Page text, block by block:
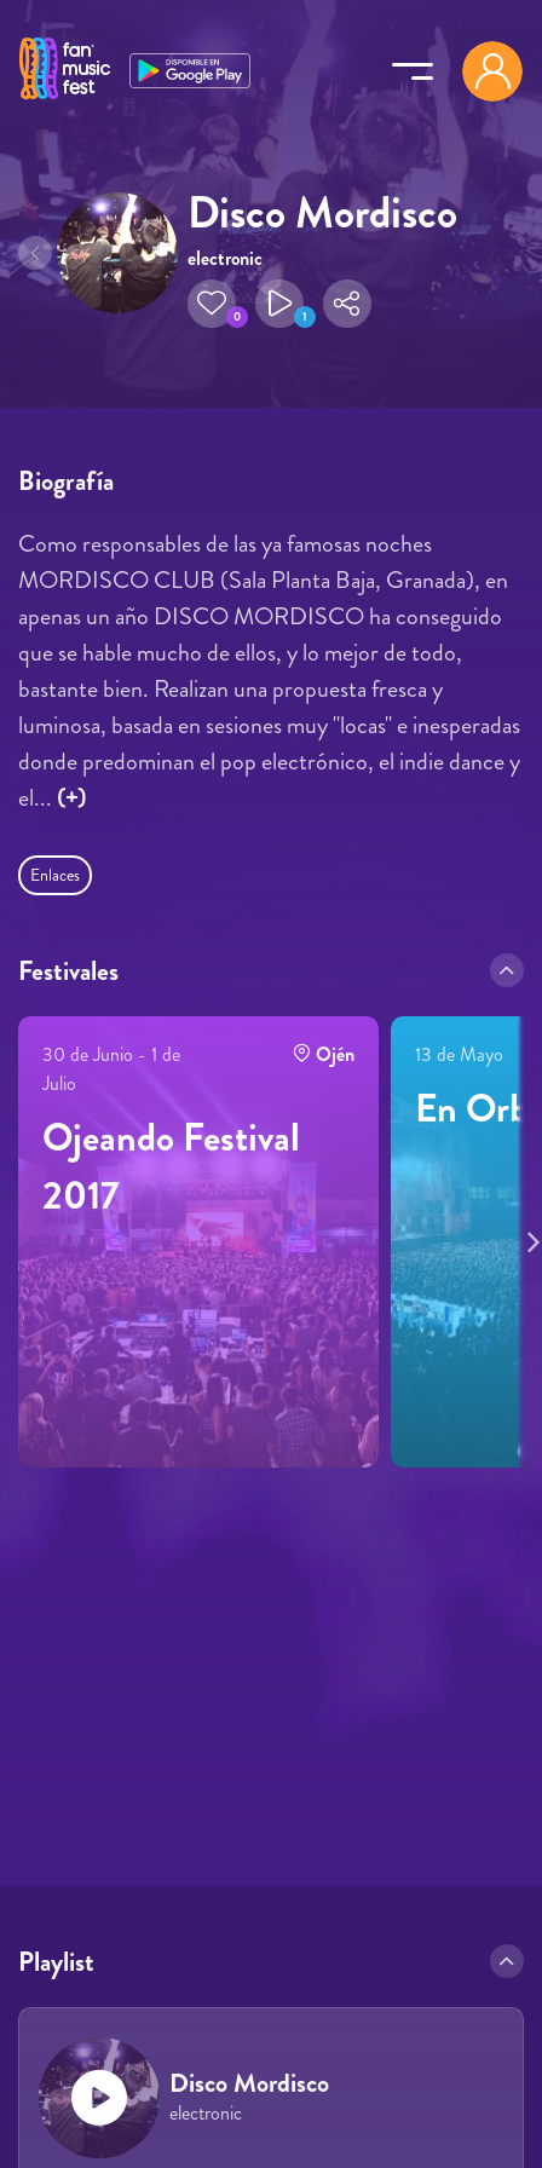
Disco Mordisco
electronic
0 1
Biografía
Como responsables de las ya famosas noches
MORDISCO CLUB (Sala Planta Baja, Granada), en
apenas un año DISCO MORDISCO ha conseguido
que se hable mucho de ellos, y lo mejor de todo,
bastante bien. Realizan una propuesta fresca y
luminosa, basada en sesiones muy "locas" e inesperadas
donde predominan el pop electrónico, el indie dance y
el... (+)
Enlaces
Festivales
30 de Junio - 1 de
Julio
Ojén
Ojeando Festival
2017
13 de Mayo
En
Playlist
Disco Mordisco
electronic